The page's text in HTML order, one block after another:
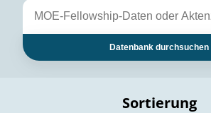
Datenbank durchsuchen
Sortierung